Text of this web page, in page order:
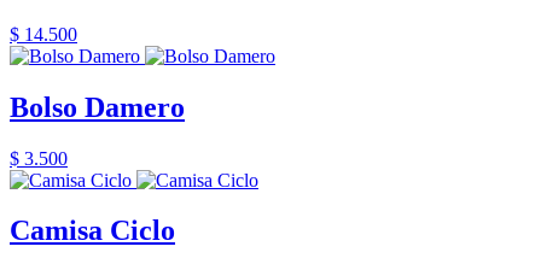
$ 14.500
Bolso Damero
$ 3.500
Camisa Ciclo